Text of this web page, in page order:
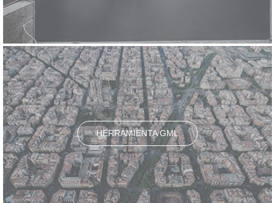
HERRAMIENTA GML